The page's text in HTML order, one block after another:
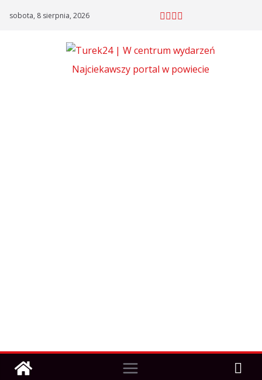
sobota, 8 sierpnia, 2026
Najciekawszy portal w powiecie